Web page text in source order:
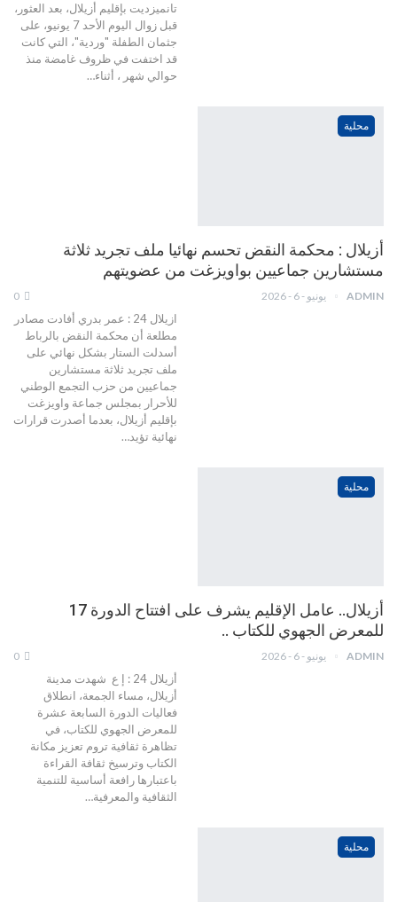
تانميزديت بإقليم أزيلال، بعد العثور،
قبل زوال اليوم الأحد 7 يونيو، على
جثمان الطفلة "وردية"، التي كانت
قد اختفت في ظروف غامضة منذ
حوالي شهر ، أثناء…
محلية
أزيلال : محكمة النقض تحسم نهائيا ملف تجريد ثلاثة
مستشارين جماعيين بواويزغت من عضويتهم
ADMIN يونيو - 6 - 2026
ازيلال 24 : عمر بدري أفادت مصادر
مطلعة أن محكمة النقض بالرباط
أسدلت الستار بشكل نهائي على
ملف تجريد ثلاثة مستشارين
جماعيين من حزب التجمع الوطني
للأحرار بمجلس جماعة واويزغت
بإقليم أزيلال، بعدما أصدرت قرارات
نهائية تؤيد…
محلية
أزيلال.. عامل الإقليم يشرف على افتتاح الدورة 17
للمعرض الجهوي للكتاب ..
ADMIN يونيو - 6 - 2026
أزيلال 24 : إ ع شهدت مدينة
أزيلال، مساء الجمعة، انطلاق
فعاليات الدورة السابعة عشرة
للمعرض الجهوي للكتاب، في
تظاهرة ثقافية تروم تعزيز مكانة
الكتاب وترسيخ ثقافة القراءة
باعتبارها رافعة أساسية للتنمية
الثقافية والمعرفية…
محلية